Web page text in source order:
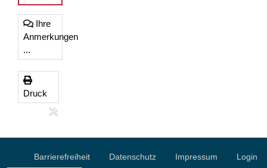
Ihre
Anmerkungen
...
Druck
Barrierefreiheit Datenschutz Impressum Login